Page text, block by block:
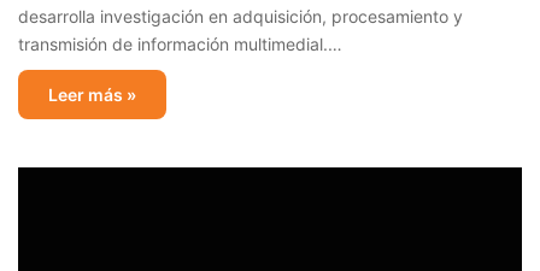
desarrolla investigación en adquisición, procesamiento y
transmisión de información multimedial.…
Leer más »